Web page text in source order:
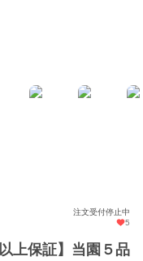
注文受付停止中
5
上保証】当園５品